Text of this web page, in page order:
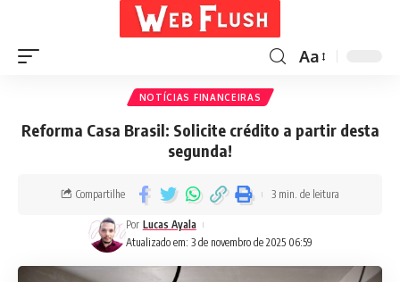
Aa
NOTÍCIAS FINANCEIRAS
Reforma Casa Brasil: Solicite crédito a partir desta
segunda!
Atualizado em: 3 de novembro de 2025 06:59
Por Lucas Ayala
Compartilhe 3 min. de leitura